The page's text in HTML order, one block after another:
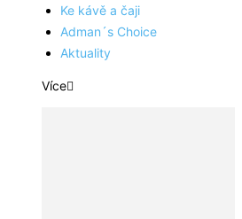
Ke kávě a čaji
Adman´s Choice
Aktuality
Více